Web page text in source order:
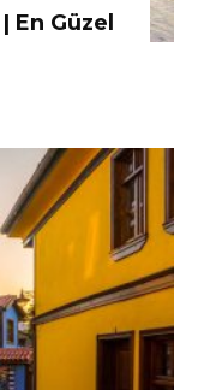
En Güzel